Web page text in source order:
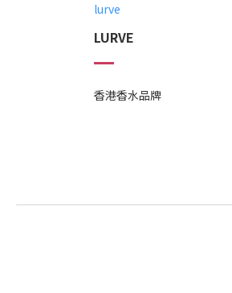
LURVE
香港香水品牌